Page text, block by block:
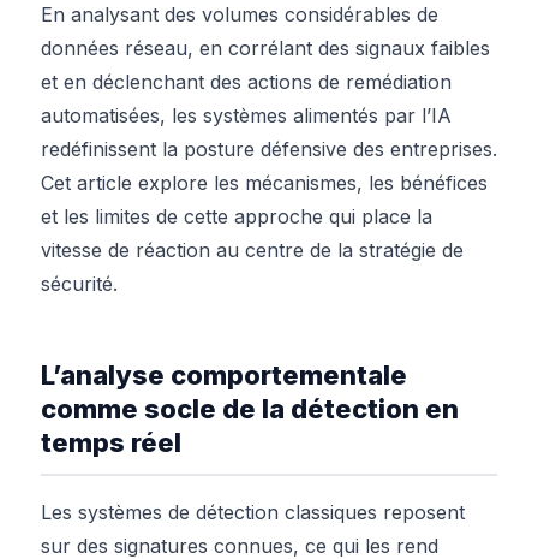
En analysant des volumes considérables de
données réseau, en corrélant des signaux faibles
et en déclenchant des actions de remédiation
automatisées, les systèmes alimentés par l’IA
redéfinissent la posture défensive des entreprises.
Cet article explore les mécanismes, les bénéfices
et les limites de cette approche qui place la
vitesse de réaction au centre de la stratégie de
sécurité.
L’analyse comportementale
comme socle de la détection en
temps réel
Les systèmes de détection classiques reposent
sur des signatures connues, ce qui les rend